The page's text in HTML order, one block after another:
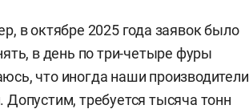
в октябре 2025 года заявок было
в день по три-четыре фуры
что иногда наши производители
требуется тысяча тонн